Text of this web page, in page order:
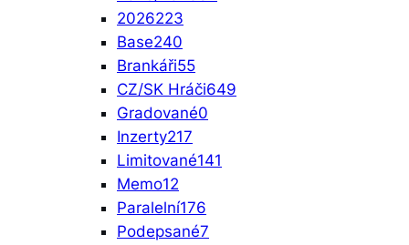
2026223
Base240
Brankáři55
CZ/SK Hráči649
Gradované0
Inzerty217
Limitované141
Memo12
Paralelní176
Podepsané7